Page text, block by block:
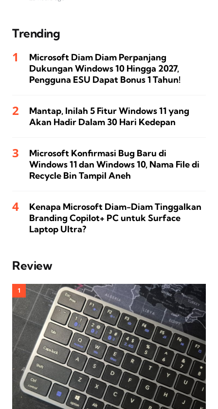
Trending
Microsoft Diam Diam Perpanjang
Dukungan Windows 10 Hingga 2027,
Pengguna ESU Dapat Bonus 1 Tahun!
Mantap, Inilah 5 Fitur Windows 11 yang
Akan Hadir Dalam 30 Hari Kedepan
Microsoft Konfirmasi Bug Baru di
Windows 11 dan Windows 10, Nama File di
Recycle Bin Tampil Aneh
Kenapa Microsoft Diam-Diam Tinggalkan
Branding Copilot+ PC untuk Surface
Laptop Ultra?
Review